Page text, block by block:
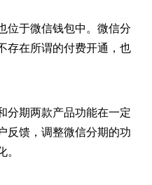
位于微信钱包中。微信分
存在所谓的付费开通，也
分期两款产品功能在一定
反馈，调整微信分期的功